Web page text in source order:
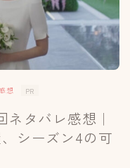
想 PR
ネタバレ感想｜
シーズン4の可